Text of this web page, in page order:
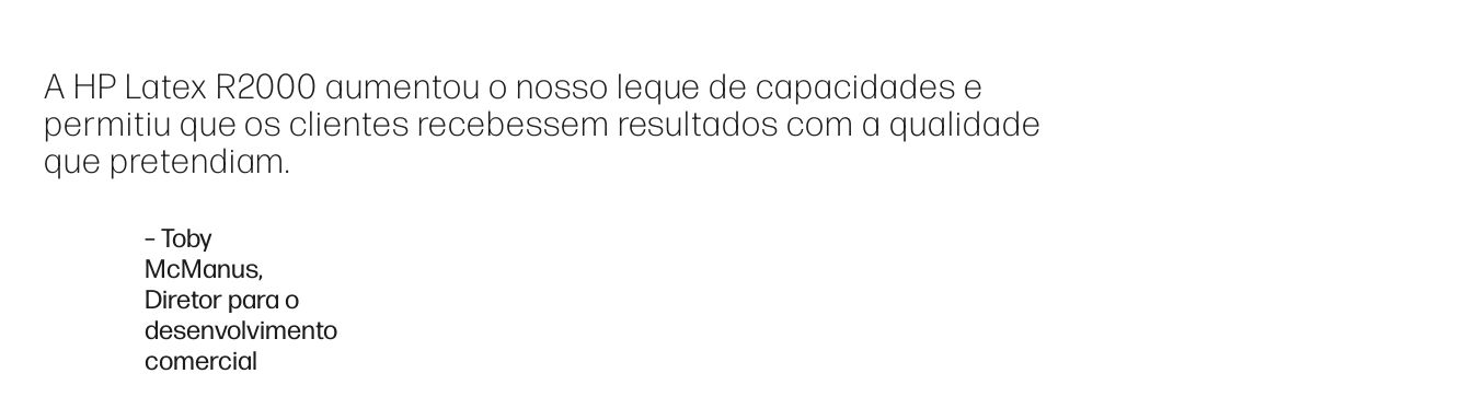
A HP Latex R2000 aumentou o nosso leque de capacidades e
permitiu que os clientes recebessem resultados com a qualidade
que pretendiam.
– Toby
McManus,
Diretor para o
desenvolvimento
comercial